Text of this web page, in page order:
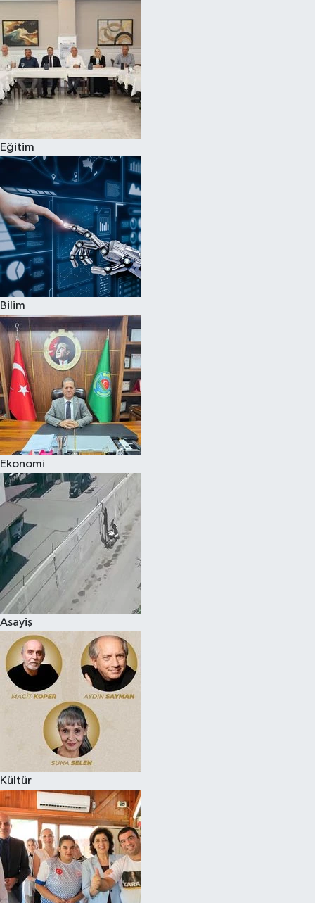
Eğitim
Bilim
Ekonomi
Asayiş
Kültür
Özel
Resmi İlanlar
Siyaset
Spor
Yaşam
Yerel Yönetimler
Yurttan